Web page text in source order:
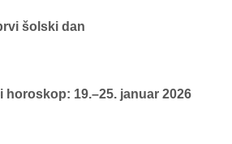
šolski dan
horoskop: 19.–25. januar 2026